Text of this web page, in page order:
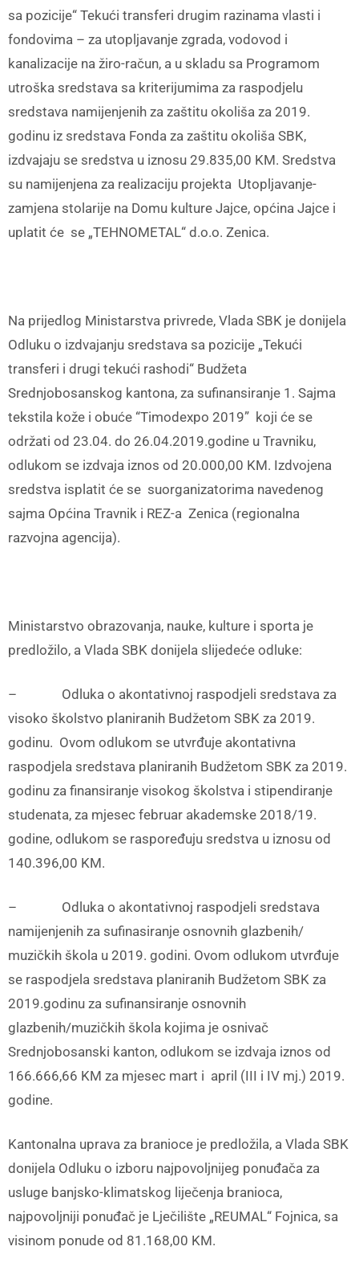
sa pozicije“ Tekući transferi drugim razinama vlasti i
fondovima – za utopljavanje zgrada, vodovod i
kanalizacije na žiro-račun, a u skladu sa Programom
utroška sredstava sa kriterijumima za raspodjelu
sredstava namijenjenih za zaštitu okoliša za 2019.
godinu iz sredstava Fonda za zaštitu okoliša SBK,
izdvajaju se sredstva u iznosu 29.835,00 KM. Sredstva
su namijenjena za realizaciju projekta Utopljavanje-
zamjena stolarije na Domu kulture Jajce, općina Jajce i
uplatit će se „TEHNOMETAL“ d.o.o. Zenica.
Na prijedlog Ministarstva privrede, Vlada SBK je donijela
Odluku o izdvajanju sredstava sa pozicije „Tekući
transferi i drugi tekući rashodi“ Budžeta
Srednjobosanskog kantona, za sufinansiranje 1. Sajma
tekstila kože i obuće “Timodexpo 2019” koji će se
održati od 23.04. do 26.04.2019.godine u Travniku,
odlukom se izdvaja iznos od 20.000,00 KM. Izdvojena
sredstva isplatit će se suorganizatorima navedenog
sajma Općina Travnik i REZ-a Zenica (regionalna
razvojna agencija).
Ministarstvo obrazovanja, nauke, kulture i sporta je
predložilo, a Vlada SBK donijela slijedeće odluke:
– Odluka o akontativnoj raspodjeli sredstava za
visoko školstvo planiranih Budžetom SBK za 2019.
godinu. Ovom odlukom se utvrđuje akontativna
raspodjela sredstava planiranih Budžetom SBK za 2019.
godinu za finansiranje visokog školstva i stipendiranje
studenata, za mjesec februar akademske 2018/19.
godine, odlukom se raspoređuju sredstva u iznosu od
140.396,00 KM.
– Odluka o akontativnoj raspodjeli sredstava
namijenjenih za sufinasiranje osnovnih glazbenih/
muzičkih škola u 2019. godini. Ovom odlukom utvrđuje
se raspodjela sredstava planiranih Budžetom SBK za
2019.godinu za sufinansiranje osnovnih
glazbenih/muzičkih škola kojima je osnivač
Srednjobosanski kanton, odlukom se izdvaja iznos od
166.666,66 KM za mjesec mart i april (III i IV mj.) 2019.
godine.
Kantonalna uprava za branioce je predložila, a Vlada SBK
donijela Odluku o izboru najpovoljnijeg ponuđača za
usluge banjsko-klimatskog liječenja branioca,
najpovoljniji ponuđač je Lječilište „REUMAL“ Fojnica, sa
visinom ponude od 81.168,00 KM.